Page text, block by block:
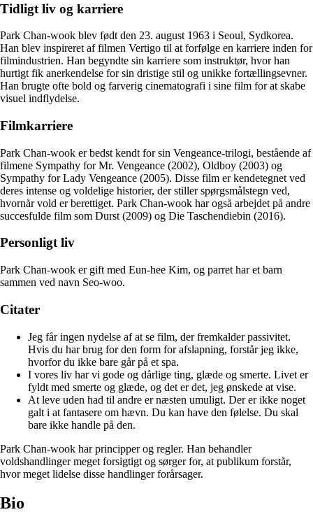
Tidligt liv og karriere
Park Chan-wook blev født den 23. august 1963 i Seoul, Sydkorea.
Han blev inspireret af filmen Vertigo til at forfølge en karriere inden for
filmindustrien. Han begyndte sin karriere som instruktør, hvor han
hurtigt fik anerkendelse for sin dristige stil og unikke fortællingsevner.
Han brugte ofte bold og farverig cinematografi i sine film for at skabe
visuel indflydelse.
Filmkarriere
Park Chan-wook er bedst kendt for sin Vengeance-trilogi, bestående af
filmene Sympathy for Mr. Vengeance (2002), Oldboy (2003) og
Sympathy for Lady Vengeance (2005). Disse film er kendetegnet ved
deres intense og voldelige historier, der stiller spørgsmålstegn ved,
hvornår vold er berettiget. Park Chan-wook har også arbejdet på andre
succesfulde film som Durst (2009) og Die Taschendiebin (2016).
Personligt liv
Park Chan-wook er gift med Eun-hee Kim, og parret har et barn
sammen ved navn Seo-woo.
Citater
Jeg får ingen nydelse af at se film, der fremkalder passivitet.
Hvis du har brug for den form for afslapning, forstår jeg ikke,
hvorfor du ikke bare går på et spa.
I vores liv har vi gode og dårlige ting, glæde og smerte. Livet er
fyldt med smerte og glæde, og det er det, jeg ønskede at vise.
At leve uden had til andre er næsten umuligt. Der er ikke noget
galt i at fantasere om hævn. Du kan have den følelse. Du skal
bare ikke handle på den.
Park Chan-wook har principper og regler. Han behandler
voldshandlinger meget forsigtigt og sørger for, at publikum forstår,
hvor meget lidelse disse handlinger forårsager.
Bio